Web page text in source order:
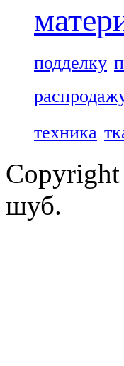
подделку
техника
шуб.